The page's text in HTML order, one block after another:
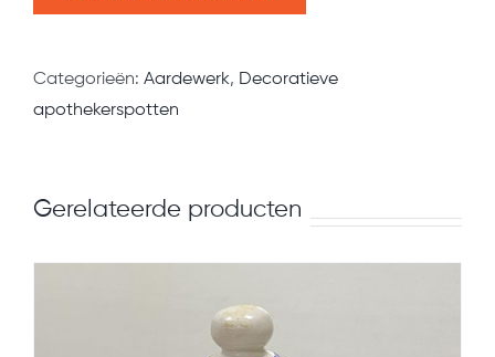
aantal
Categorieën: Aardewerk, Decoratieve
apothekerspotten
Gerelateerde producten